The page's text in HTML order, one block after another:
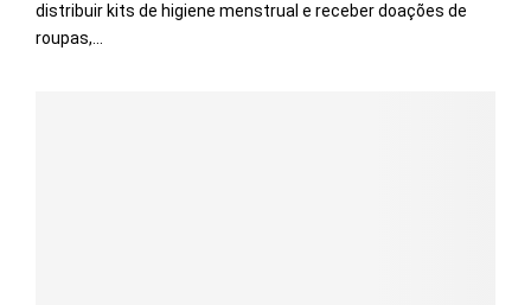
distribuir kits de higiene menstrual e receber doações de
roupas,...